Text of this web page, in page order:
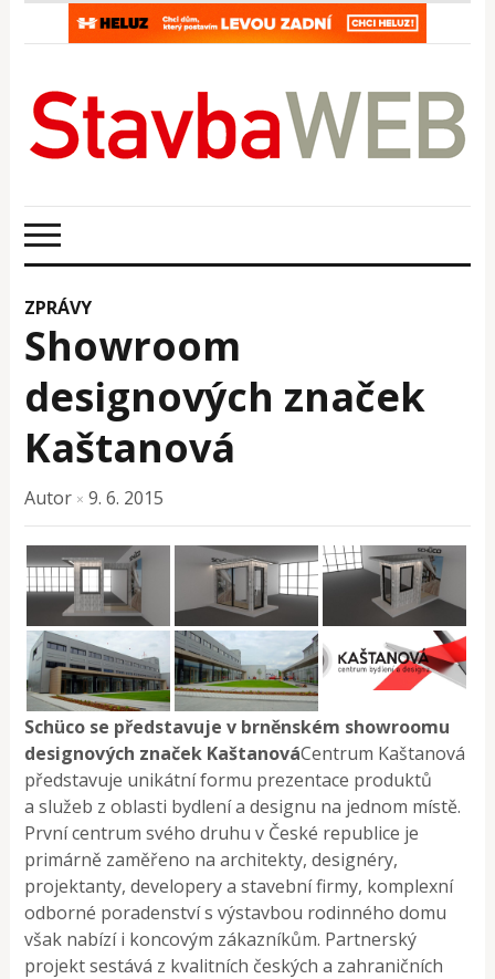
ZPRÁVY
Showroom
designových značek
Kaštanová
Autor × 9. 6. 2015
Schüco se představuje v brněnském showroomu
designových značek KaštanováCentrum Kaštanová
představuje unikátní formu prezentace produktů
a služeb z oblasti bydlení a designu na jednom místě.
První centrum svého druhu v České republice je
primárně zaměřeno na architekty, designéry,
projektanty, developery a stavební firmy, komplexní
odborné poradenství s výstavbou rodinného domu
však nabízí i koncovým zákazníkům. Partnerský
projekt sestává z kvalitních českých a zahraničních